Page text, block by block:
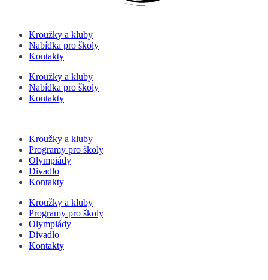
Kroužky a kluby
Nabídka pro školy
Kontakty
Kroužky a kluby
Nabídka pro školy
Kontakty
Kroužky a kluby
Programy pro školy
Olympiády
Divadlo
Kontakty
Kroužky a kluby
Programy pro školy
Olympiády
Divadlo
Kontakty